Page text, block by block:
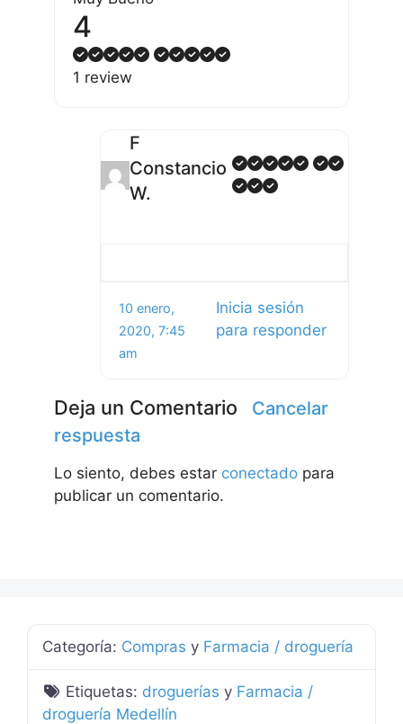
4
1 review
F
Constancio
W.
10 enero,
2020, 7:45
am
Inicia sesión
para responder
Deja un Comentario
Cancelar
respuesta
Lo siento, debes estar conectado para
publicar un comentario.
Categoría: Compras y Farmacia / droguería
Etiquetas: droguerías y Farmacia /
droguería Medellín